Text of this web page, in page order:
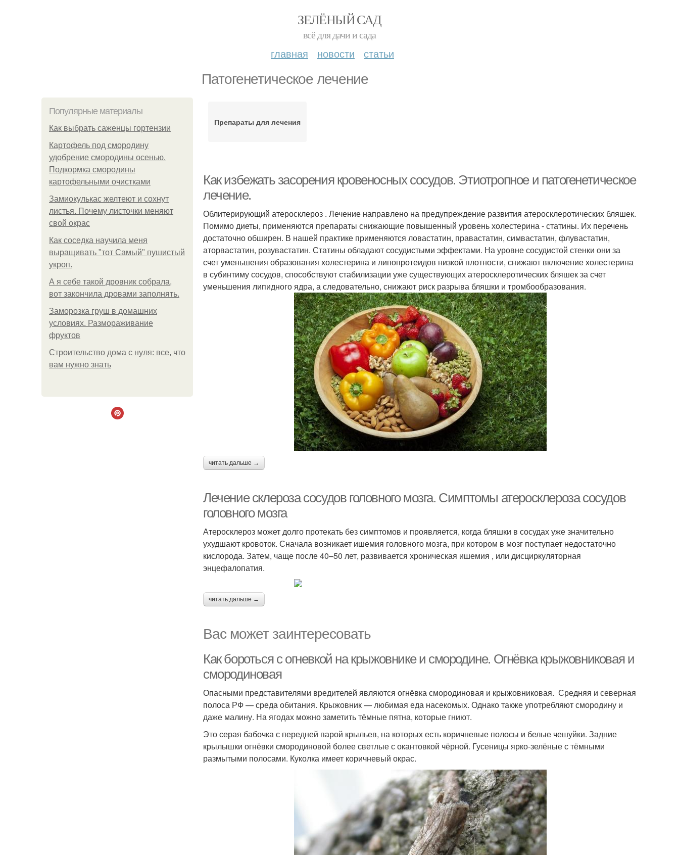
ЗЕЛЁНЫЙ САД
всё для дачи и сада
главная новости статьи
Патогенетическое лечение
Популярные материалы
Как выбрать саженцы гортензии
Картофель под смородину
удобрение смородины осенью.
Подкормка смородины
картофельными очистками
Замиокулькас желтеют и сохнут
листья. Почему листочки меняют
свой окрас
Как соседка научила меня
выращивать "тот Самый" пушистый
укроп.
А я себе такой дровник собрала,
вот закончила дровами заполнять.
Заморозка груш в домашних
условиях. Размораживание
фруктов
Строительство дома с нуля: все, что
вам нужно знать
Препараты для лечения
Как избежать засорения кровеносных сосудов. Этиотропное и патогенетическое
лечение.
Облитерирующий атеросклероз . Лечение направлено на предупреждение развития атеросклеротических бляшек.
Помимо диеты, применяются препараты снижающие повышенный уровень холестерина - статины. Их перечень
достаточно обширен. В нашей практике применяются ловастатин, правастатин, симвастатин, флувастатин,
аторвастатин, розувастатин. Статины обладают сосудистыми эффектами. На уровне сосудистой стенки они за
счет уменьшения образования холестерина и липопротеидов низкой плотности, снижают включение холестерина
в субинтиму сосудов, способствуют стабилизации уже существующих атеросклеротических бляшек за счет
уменьшения липидного ядра, а следовательно, снижают риск разрыва бляшки и тромбообразования.
читать дальше →
Лечение склероза сосудов головного мозга. Симптомы атеросклероза сосудов
головного мозга
Атеросклероз может долго протекать без симптомов и проявляется, когда бляшки в сосудах уже значительно
ухудшают кровоток. Сначала возникает ишемия головного мозга, при котором в мозг поступает недостаточно
кислорода. Затем, чаще после 40–50 лет, развивается хроническая ишемия , или дисциркуляторная
энцефалопатия.
читать дальше →
Вас может заинтересовать
Как бороться с огневкой на крыжовнике и смородине. Огнёвка крыжовниковая и
смородиновая
Опасными представителями вредителей являются огнёвка смородиновая и крыжовниковая. Средняя и северная
полоса РФ — среда обитания. Крыжовник — любимая еда насекомых. Однако также употребляют смородину и
даже малину. На ягодах можно заметить тёмные пятна, которые гниют.
Это серая бабочка с передней парой крыльев, на которых есть коричневые полосы и белые чешуйки. Задние
крылышки огнёвки смородиновой более светлые с окантовкой чёрной. Гусеницы ярко-зелёные с тёмными
размытыми полосами. Куколка имеет коричневый окрас.